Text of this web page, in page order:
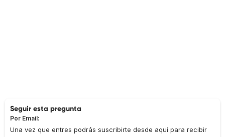
Seguir esta pregunta
Por Email:
Una vez que entres podrás suscribirte desde aquí para recibir